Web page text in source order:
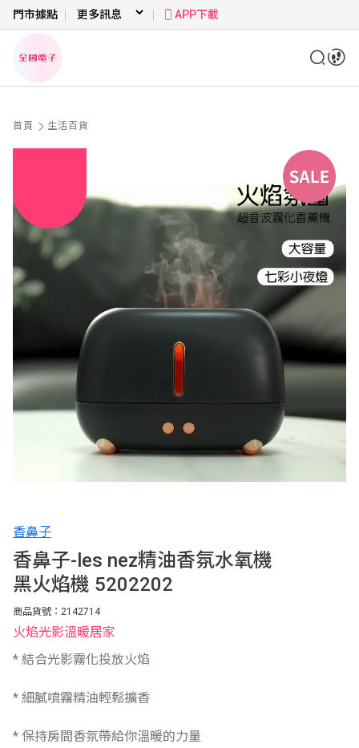
門市據點 APP下載
首頁 生活百貨
香鼻子
香鼻子-les nez精油香氛水氧機
黑火焰機 5202202
商品貨號：2142714
火焰光影溫暖居家
* 結合光影霧化投放火焰
* 細膩噴霧精油輕鬆擴香
* 保持房間香氛帶給你溫暖的力量